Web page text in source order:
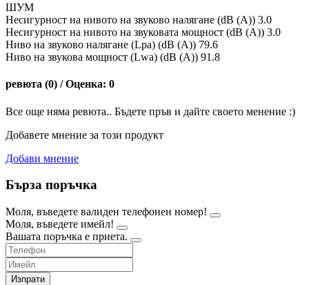
ШУМ
Несигурност на нивото на звуково налягане (dB (A)) 3.0
Несигурност на нивото на звуковата мощност (dB (A)) 3.0
Ниво на звуково налягане (Lpa) (dB (A)) 79.6
Ниво на звукова мощност (Lwa) (dB (A)) 91.8
ревюта (0) / Оценка: 0
Все още няма ревюта.. Бъдете пръв и дайте своето менение :)
Добавете мнение за този продукт
Добави мнение
Бърза поръчка
Моля, въведете валиден телефонен номер!
Моля, въведете имейл!
Вашата поръчка е приета.
Изпрати